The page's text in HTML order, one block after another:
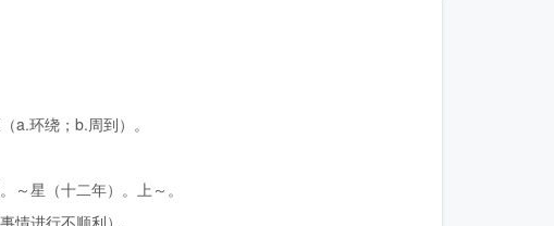
a.环绕；b.周到）。
星（十二年）。上～。
情进行不顺利）。